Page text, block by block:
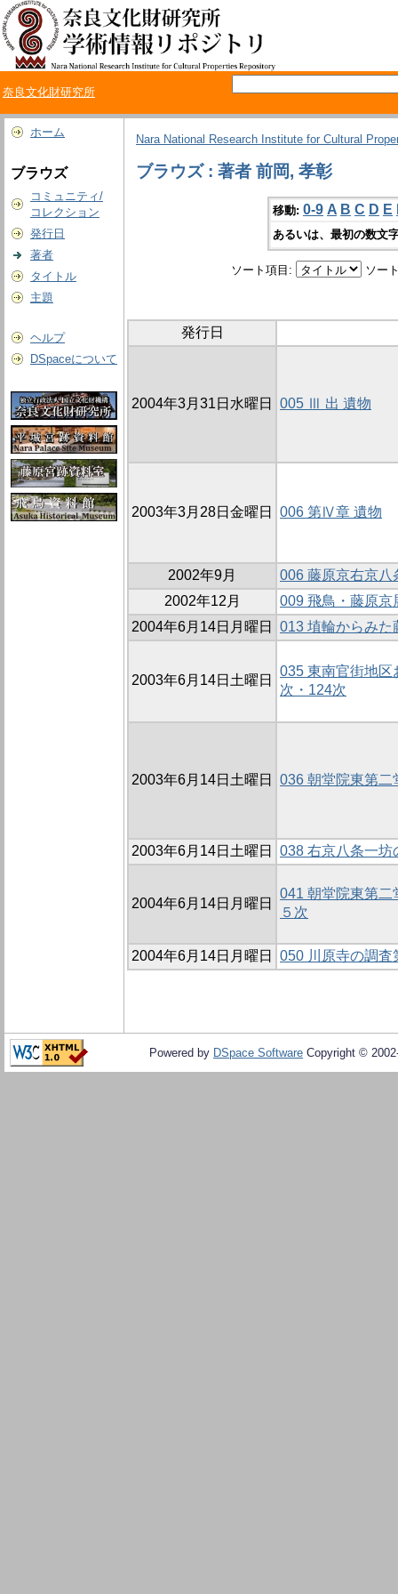
奈良文化財研究所
ホーム
ブラウズ
コミュニティ/
コレクション
発行日
著者
タイトル
主題
ヘルプ
DSpaceについて
Nara National Research Institute for Cultural
ブラウズ : 著者 前岡, 孝彰
移動: 0-9 A B C D E
あるいは、最初の数文
ソート項目: ソー
発行日
2004年3月31日水曜日 005 Ⅲ 出 遺物
2003年3月28日金曜日 006 第Ⅳ章 遺物
2002年9月
006 藤原京右京八
2002年12月
009 飛鳥・藤原京
2004年6月14日月曜日
013 埴輪からみた
2003年6月14日土曜日
035 東南官街地区
次・124次
2003年6月14日土曜日 036 朝堂院東第二
2003年6月14日土曜日 038 右京八条一坊
2004年6月14日月曜日
041 朝堂院東第二
５次
2004年6月14日月曜日 050 川原寺の調査
Powered by DSpace Software Copyright ©